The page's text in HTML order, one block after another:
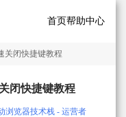
首页帮助中心
关闭快捷键教程
闭快捷键教程
浏览器技术栈 - 运营者